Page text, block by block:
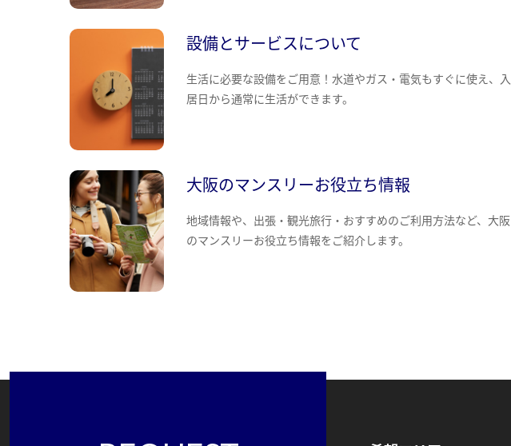
設備とサービスについて
生活に必要な設備をご用意！水道やガス・電気もすぐに使え、入
居日から通常に生活ができます。
大阪のマンスリーお役立ち情報
地域情報や、出張・観光旅行・おすすめのご利用方法など、大阪
のマンスリーお役立ち情報をご紹介します。